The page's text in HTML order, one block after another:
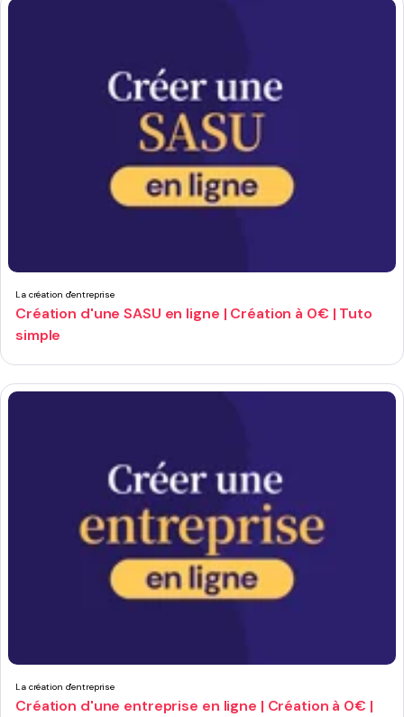
La création d'entreprise
Création d'une SASU en ligne | Création à 0€ | Tuto
simple
La création d'entreprise
Création d'une entreprise en ligne | Création à 0€ |